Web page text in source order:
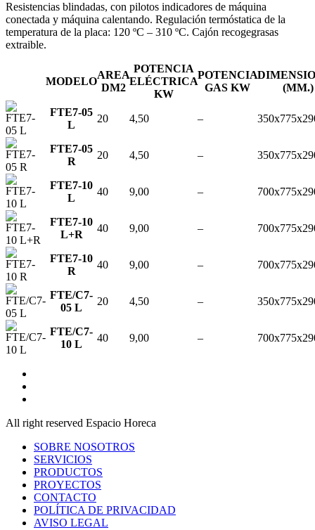
Resistencias blindadas, con pilotos indicadores de máquina
conectada y máquina calentando. Regulación termóstatica de la
temperatura de la placa: 120 ºC – 310 ºC. Cajón recogegrasas
extraible.
MODELO
AREA
DM2
POTENCIA
ELÉCTRICA
KW
POTENCIA
GAS KW
(MM.)
FTE7-05
L
20 4,50 –
FTE7-05
R
20 4,50 –
FTE7-10
L
40 9,00 –
FTE7-10
L+R
40 9,00 –
FTE7-10
R
40 9,00 –
FTE/C7-
05 L
20 4,50 –
FTE/C7-
10 L
40 9,00 –
All right reserved Espacio Horeca
SOBRE NOSOTROS
SERVICIOS
PRODUCTOS
PROYECTOS
CONTACTO
POLÍTICA DE PRIVACIDAD
AVISO LEGAL